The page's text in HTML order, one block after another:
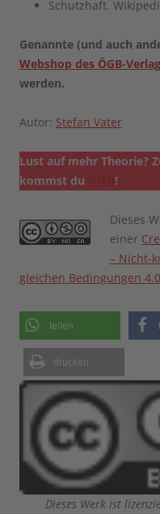
Schutzhaft.
Genannte (und auch
Webshop des ÖGB-
werden.
Autor: Stefan Vater
Lust auf mehr Theorie?
kommst du
!
Dieses
einer
– Nicht-
gleichen Bedingungen
teilen
drucken
Dieses Werk ist